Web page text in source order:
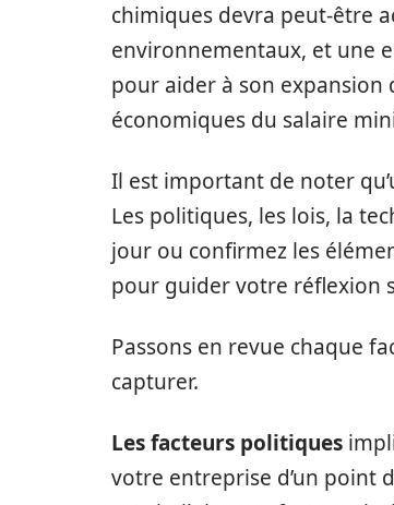
chimiques devra peut-être
environnementaux, et une
pour aider à son
économiques du salaire
Il est important de noter
Les politiques, les lois, la
jour ou confirmez les
pour guider votre réflexion
Passons en revue chaque
capturer.
Les facteurs politiques
votre entreprise d’un point